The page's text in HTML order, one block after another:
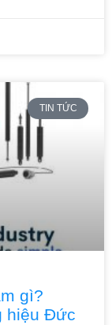
TIN TỨC
gì?
hiệu Đức